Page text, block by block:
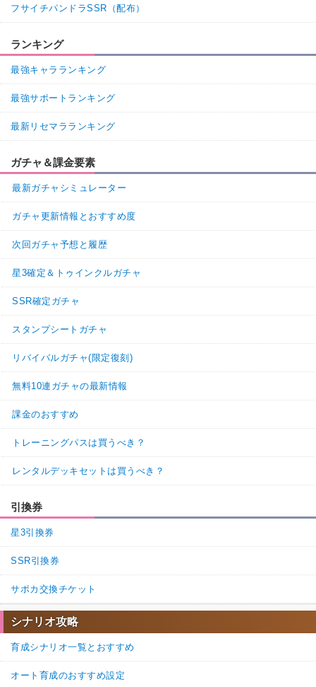
フサイチパンドラSSR（配布）
ランキング
最強キャラランキング
最強サポートランキング
最新リセマラランキング
ガチャ＆課金要素
最新ガチャシミュレーター
ガチャ更新情報とおすすめ度
次回ガチャ予想と履歴
星3確定＆トゥインクルガチャ
SSR確定ガチャ
スタンプシートガチャ
リバイバルガチャ(限定復刻)
無料10連ガチャの最新情報
課金のおすすめ
トレーニングパスは買うべき？
レンタルデッキセットは買うべき？
引換券
星3引換券
SSR引換券
サポカ交換チケット
シナリオ攻略
育成シナリオ一覧とおすすめ
オート育成のおすすめ設定